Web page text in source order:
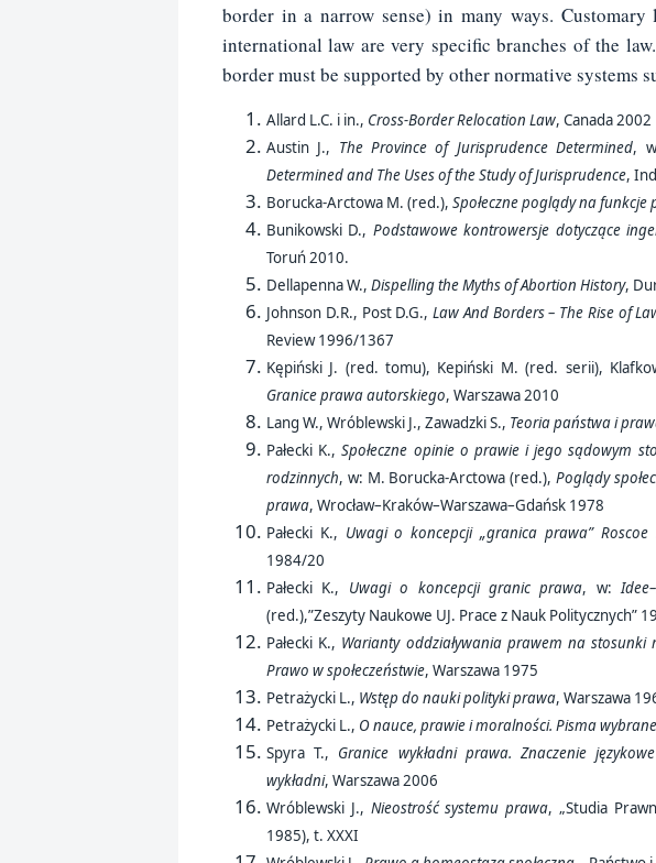
border in a narrow sense) in many ways.
international law are very specific branches of the
border must be supported by other normative systems
Allard L.C. i in., Cross-Border Relocation Law, Canada 2002
Austin J., The Province of Jurisprudence Determined,
Determined and The Uses of the Study of Jurisprudence,
Borucka-Arctowa M. (red.), Społeczne poglądy na funkcje
Bunikowski D., Podstawowe kontrowersje dotyczące
Toruń 2010.
Dellapenna W., Dispelling the Myths of Abortion History,
Johnson D.R., Post D.G., Law And Borders – The Rise of
Review 1996/1367
Kępiński J. (red. tomu), Kepiński M. (red. serii),
Granice prawa autorskiego, Warszawa 2010
Lang W., Wróblewski J., Zawadzki S., Teoria państwa i
Pałecki K.,Społeczne opinie o prawie i jego sądowym
rodzinnych, w: M. Borucka-Arctowa (red.), Poglądy
prawa, Wrocław–Kraków–Warszawa–Gdańsk 1978
Pałecki K., Uwagi o koncepcji „granica prawa” Roscoe
1984/20
Pałecki K., Uwagi o koncepcji granic prawa, w:
(red.),”Zeszyty Naukowe UJ. Prace z Nauk Politycznych”
Pałecki K., Warianty oddziaływania prawem na stosunki
Prawo w społeczeństwie, Warszawa 1975
Petrażycki L., Wstęp do nauki polityki prawa, Warszawa
Petrażycki L., O nauce, prawie i moralności. Pisma wybrane
Spyra T., Granice wykładni prawa. Znaczenie
wykładni, Warszawa 2006
Wróblewski J., Nieostrość systemu prawa, „Studia
1985), t. XXXI